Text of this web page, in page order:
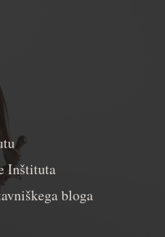
Inštituta
bloga